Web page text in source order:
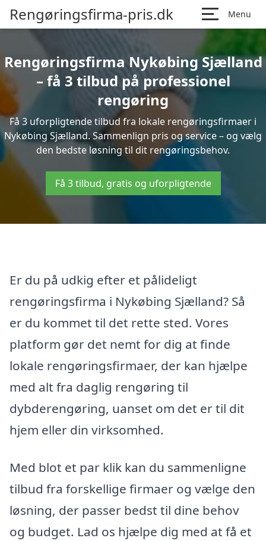
Rengøringsfirma-pris.dk Menu
Rengøringsfirma Nykøbing Sjælland
– få 3 tilbud på professionel
rengøring
Få 3 uforpligtende tilbud fra lokale rengøringsfirmaer i
Nykøbing Sjælland. Sammenlign pris og service – og vælg
den bedste løsning til dit rengøringsbehov.
Få 3 tilbud, gratis og uforpligtende
Er du på udkig efter et pålideligt
rengøringsfirma i Nykøbing Sjælland? Så
er du kommet til det rette sted. Vores
platform gør det nemt for dig at finde
lokale rengøringsfirmaer, der kan hjælpe
med alt fra daglig rengøring til
dybderengøring, uanset om det er til dit
hjem eller din virksomhed.
Med blot et par klik kan du sammenligne
tilbud fra forskellige firmaer og vælge den
løsning, der passer bedst til dine behov
og budget. Lad os hjælpe dig med at få et